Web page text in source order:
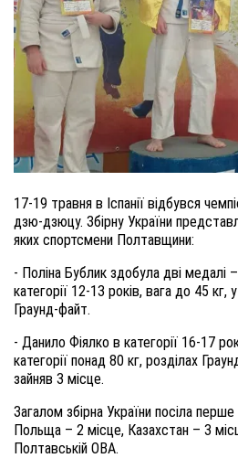
17-19 травня в Іспанії відбувся
дзю-дзюцу. Збірну України
яких спортсмени Полтавщини:
- Поліна Бублик здобула дві медалі
категорії 12-13 років, вага до 45 кг,
Граунд-файт.
- Данило Фіялко в категорії 16-17
категорії понад 80 кг, розділах
зайняв 3 місце.
Загалом збірна України посіла
Польща – 2 місце, Казахстан – 3
Полтавській ОВА.